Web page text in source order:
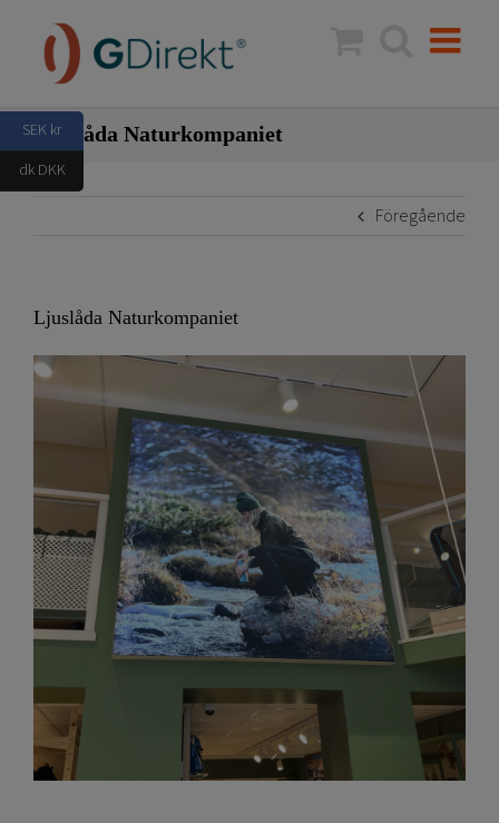
innehållet
Ljuslåda Naturkompaniet
Föregående
Ljuslåda Naturkompaniet
SEK kr
dk DKK